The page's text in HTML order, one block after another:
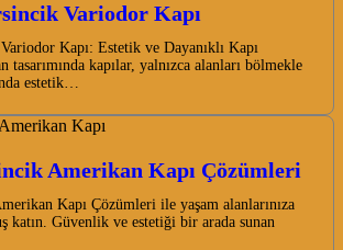
Variodor Kapı
Kapı: Estetik ve Dayanıklı Kapı
tasarımında kapılar, yalnızca alanları bölmekle
estetik…
Amerikan Kapı Çözümleri
Kapı Çözümleri ile yaşam alanlarınıza
katın. Güvenlik ve estetiği bir arada sunan